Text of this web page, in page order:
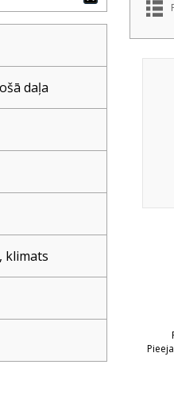
daļa
klimats